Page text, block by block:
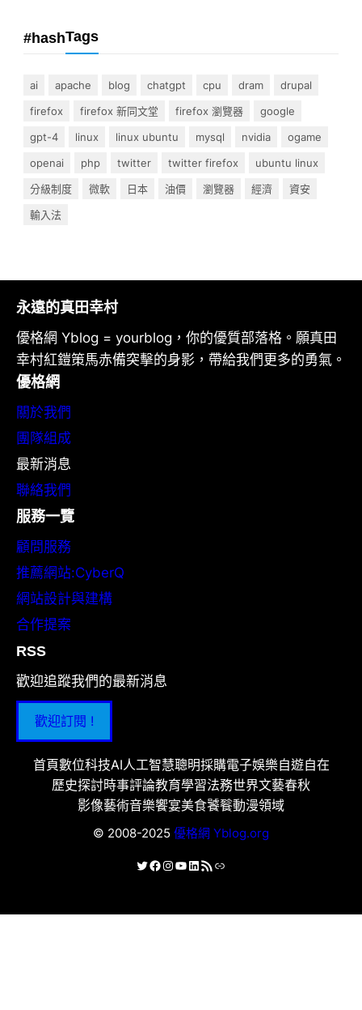
#hashTags
ai apache blog chatgpt cpu dram
drupal
firefox
firefox 新同文堂 firefox 瀏覽器
google
gpt-4
linux linux ubuntu mysql nvidia
ogame
openai
php twitter twitter firefox
ubuntu linux
分級制度
微軟 日本 油價 瀏覽器 經濟
資安
輸入法
永遠的真田幸村
優格網 Yblog = yourblog，你的優質部落格。願真田
幸村紅鎧策馬赤備突擊的身影，帶給我們更多的勇氣。
優格網
關於我們
團隊組成
最新消息
聯絡我們
服務一覽
顧問服務
推薦網站:CyberQ
網站設計與建構
合作提案
RSS
歡迎追蹤我們的最新消息
歡迎訂閱 !
首頁數位科技AI人工智慧聰明採購電子娛樂自遊自在
歷史探討時事評論教育學習法務世界文藝春秋
影像藝術音樂饗宴美食饕餮動漫領域
© 2008-2025 優格網 Yblog.org
X Facebook
Instagram
YouTube
LinkedIn
RSS 資訊提供連結